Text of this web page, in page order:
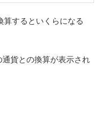
算するといくらになる
貨との換算が表示され